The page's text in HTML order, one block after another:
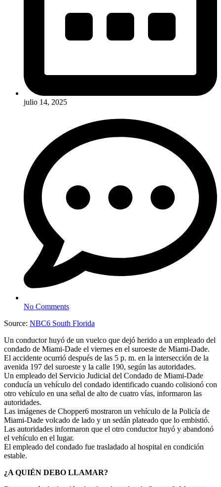
julio 14, 2025
No Comments
Source: NBC6 South Florida
Un conductor huyó de un vuelco que dejó herido a un empleado del
condado de Miami-Dade el viernes en el suroeste de Miami-Dade.
El accidente ocurrió después de las 5 p. m. en la intersección de la
avenida 197 del suroeste y la calle 190, según las autoridades.
Un empleado del Servicio Judicial del Condado de Miami-Dade
conducía un vehículo del condado identificado cuando colisionó con
otro vehículo en una señal de alto de cuatro vías, informaron las
autoridades.
Las imágenes de Chopper6 mostraron un vehículo de la Policía de
Miami-Dade volcado de lado y un sedán plateado que lo embistió.
Las autoridades informaron que el otro conductor huyó y abandonó
el vehículo en el lugar.
El empleado del condado fue trasladado al hospital en condición
estable.
¿A QUIÉN DEBO LLAMAR?